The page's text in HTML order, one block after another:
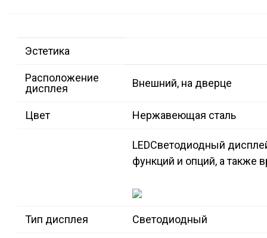
Эстетика
Расположение
дисплея
Внешний, на дверце
Цвет Нержавеющая сталь
LEDСветодиодный
функций и опций, а также
Тип дисплея Светодиодный